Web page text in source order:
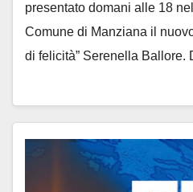
presentato domani alle 18
Comune di Manziana il
di felicità” Serenella Ballore.